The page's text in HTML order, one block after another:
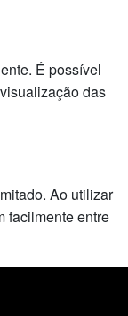
É possível
das
Ao utilizar
facilmente entre